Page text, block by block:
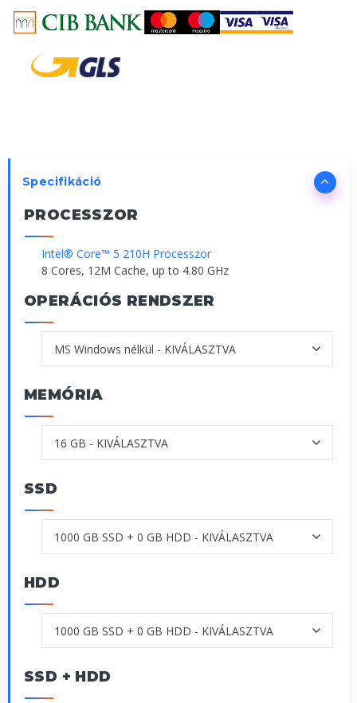
Specifikáció
PROCESSZOR
Intel® Core™ 5 210H Processzor
8 Cores, 12M Cache, up to 4.80 GHz
OPERÁCIÓS RENDSZER
MEMÓRIA
SSD
HDD
SSD + HDD